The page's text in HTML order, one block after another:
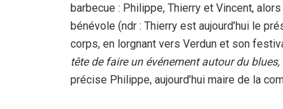
barbecue : Philippe, Thierry et Vincent,
bénévole (ndr : Thierry est aujourd’hui le
corps, en lorgnant vers Verdun et son
tête de faire un événement autour du
précise Philippe, aujourd’hui maire de la